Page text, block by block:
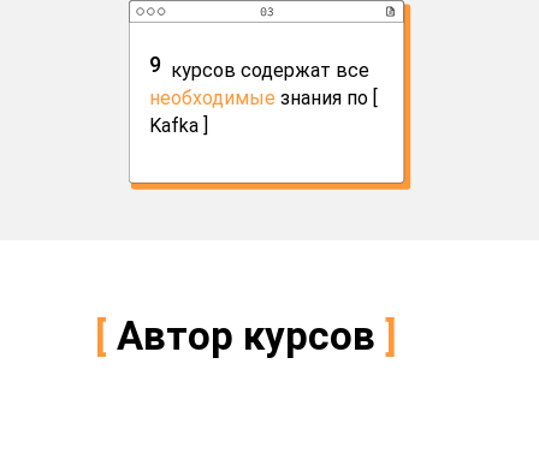
ии курсов содержат все
необходимые знания по [
Kafka ]
9
[ Автор курсов ]